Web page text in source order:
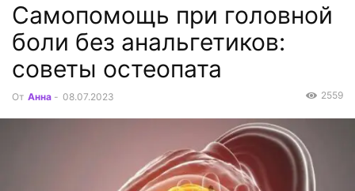
Самопомощь при головной
боли без анальгетиков:
советы остеопата
От Анна - 08.07.2023 2559